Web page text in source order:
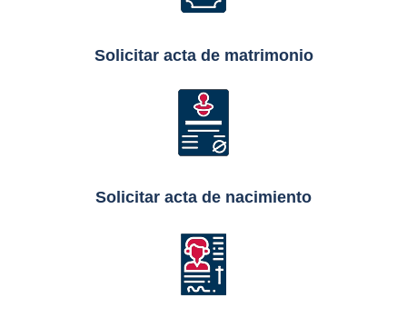
Solicitar acta de matrimonio
Solicitar acta de nacimiento